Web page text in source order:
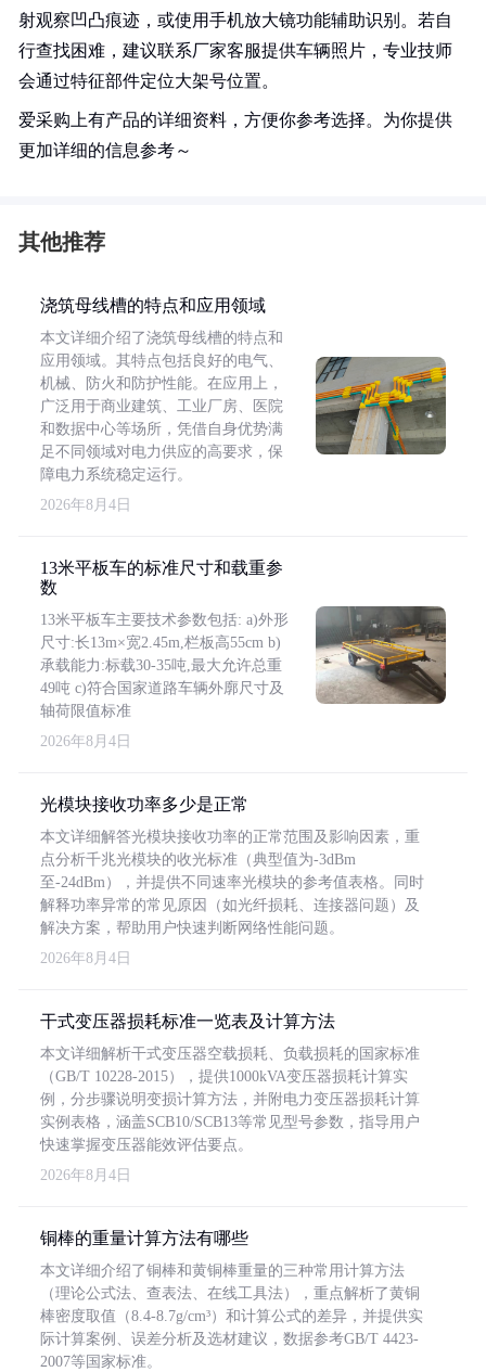
射观察凹凸痕迹，或使用手机放大镜功能辅助识别。若自
行查找困难，建议联系厂家客服提供车辆照片，专业技师
会通过特征部件定位大架号位置。
爱采购上有产品的详细资料，方便你参考选择。为你提供
更加详细的信息参考～
其他推荐
浇筑母线槽的特点和应用领域
本文详细介绍了浇筑母线槽的特点和
应用领域。其特点包括良好的电气、
机械、防火和防护性能。在应用上，
广泛用于商业建筑、工业厂房、医院
和数据中心等场所，凭借自身优势满
足不同领域对电力供应的高要求，保
障电力系统稳定运行。
2026年8月4日
13米平板车的标准尺寸和载重参
数
13米平板车主要技术参数包括: a)外形
尺寸:长13m×宽2.45m,栏板高55cm b)
承载能力:标载30-35吨,最大允许总重
49吨 c)符合国家道路车辆外廓尺寸及
轴荷限值标准
2026年8月4日
光模块接收功率多少是正常
本文详细解答光模块接收功率的正常范围及影响因素，重
点分析千兆光模块的收光标准（典型值为-3dBm
至-24dBm），并提供不同速率光模块的参考值表格。同时
解释功率异常的常见原因（如光纤损耗、连接器问题）及
解决方案，帮助用户快速判断网络性能问题。
2026年8月4日
干式变压器损耗标准一览表及计算方法
本文详细解析干式变压器空载损耗、负载损耗的国家标准
（GB/T 10228-2015），提供1000kVA变压器损耗计算实
例，分步骤说明变损计算方法，并附电力变压器损耗计算
实例表格，涵盖SCB10/SCB13等常见型号参数，指导用户
快速掌握变压器能效评估要点。
2026年8月4日
铜棒的重量计算方法有哪些
本文详细介绍了铜棒和黄铜棒重量的三种常用计算方法
（理论公式法、查表法、在线工具法），重点解析了黄铜
棒密度取值（8.4-8.7g/cm³）和计算公式的差异，并提供实
际计算案例、误差分析及选材建议，数据参考GB/T 4423-
2007等国家标准。